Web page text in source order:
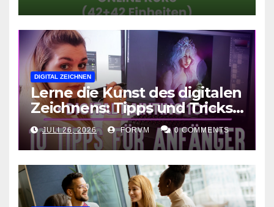
DIGITAL ZEICHNEN
Lerne die Kunst des digitalen
Zeichnens: Tipps und Tricks
für kreative Ausdruckskunst
JULI 26, 2026 FORVM 0 COMMENTS